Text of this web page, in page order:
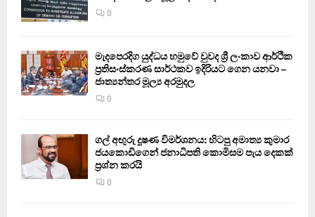
0
මැදපෙරදිග යුද්ධය හමුවේ වුවද ශ්‍රී ලංකාව ආර්ථික
ප්‍රතිසංස්කරණ සාර්ථකව ඉදිරියට ගෙන යනවා –
ජාත්‍යන්තර මූල්‍ය අරමුදල
0
ගල් අඟුරු දූෂණ විමර්ශනය: හිටපු අමාත්‍ය කුමාර
ජයකොඩිගෙන් ජනාධිපති කොමිසම පැය දෙකක්
ප්‍රශ්න කරයි
0